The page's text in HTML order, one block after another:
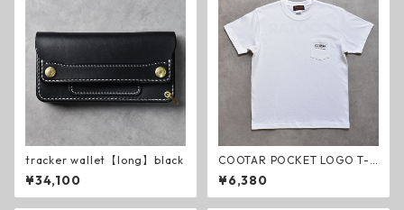
tracker wallet【long】black
¥34,100
COOTAR POCKET LOGO T-s
hirt white
¥6,380